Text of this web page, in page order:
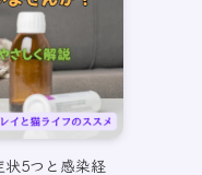
状5つと感染経